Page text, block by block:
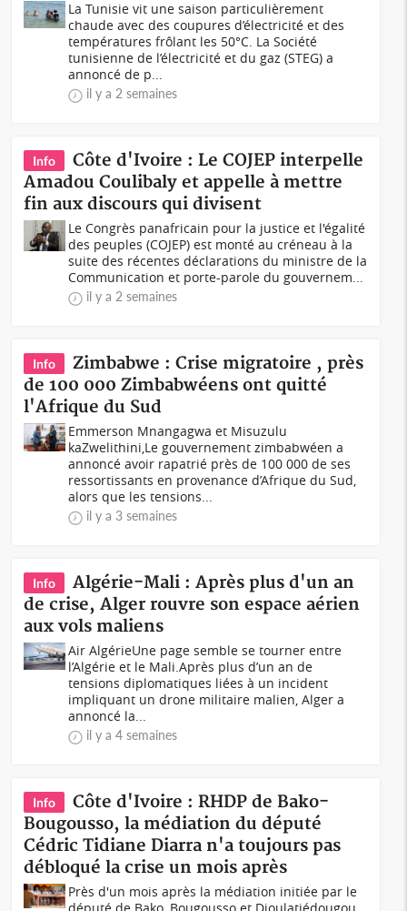
La Tunisie vit une saison particulièrement
chaude avec des coupures d’électricité et des
températures frôlant les 50°C. La Société
tunisienne de l’électricité et du gaz (STEG) a
annoncé de p...
il y a 2 semaines
Info
Côte d'Ivoire : Le COJEP interpelle
Amadou Coulibaly et appelle à mettre
fin aux discours qui divisent
Le Congrès panafricain pour la justice et l'égalité
des peuples (COJEP) est monté au créneau à la
suite des récentes déclarations du ministre de la
Communication et porte-parole du gouvernem...
il y a 2 semaines
Info
Zimbabwe : Crise migratoire , près
de 100 000 Zimbabwéens ont quitté
l'Afrique du Sud
Emmerson Mnangagwa et Misuzulu
kaZwelithini,Le gouvernement zimbabwéen a
annoncé avoir rapatrié près de 100 000 de ses
ressortissants en provenance d’Afrique du Sud,
alors que les tensions...
il y a 3 semaines
Info
‎Algérie-Mali : Après plus d'un an
de crise, Alger rouvre son espace aérien
aux vols maliens
Air Algérie‎‎Une page semble se tourner entre
l’Algérie et le Mali.‎‎Après plus d’un an de
tensions diplomatiques liées à un incident
impliquant un drone militaire malien, Alger a
annoncé la...
il y a 4 semaines
Info
Côte d'Ivoire : RHDP de Bako-
Bougousso, la médiation du député
Cédric Tidiane Diarra n'a toujours pas
débloqué la crise un mois après
Près d'un mois après la médiation initiée par le